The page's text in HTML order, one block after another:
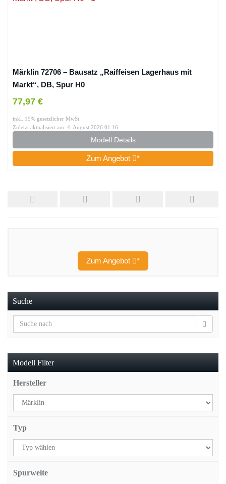
Märklin 72706 – Bausatz „Raiffeisen Lagerhaus mit
Markt“, DB, Spur H0
77,97 €
inkl. 19% gesetzlicher MwSt.
Zuletzt aktualisiert am: 4. August 2026 01:16
Modell Details
Zum Angebot *
Zum Angebot *
Suche
Modell Filter
Hersteller
Typ
Spurweite